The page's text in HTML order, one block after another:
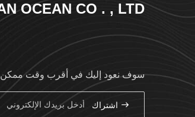
OCEAN CO . , LTD
سوف نعود إليك في أقرب وقت ممكن
اشتراك